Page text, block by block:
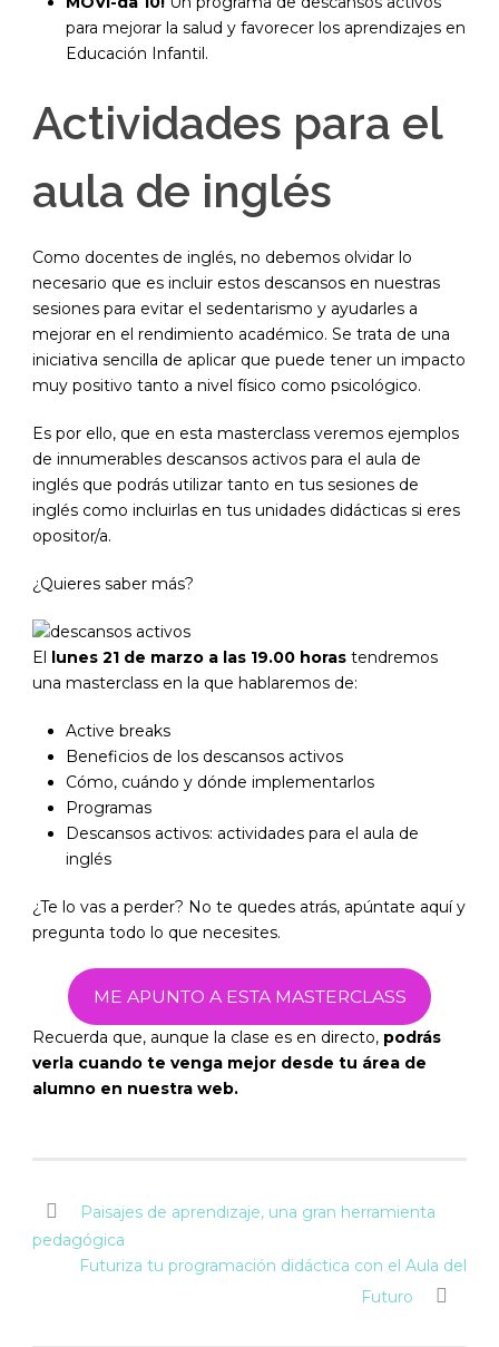
para mejorar la salud y favorecer los aprendizajes en
Educación Infantil.
Actividades para el
aula de inglés
Como docentes de inglés, no debemos olvidar lo
necesario que es incluir estos descansos en nuestras
sesiones para evitar el sedentarismo y ayudarles a
mejorar en el rendimiento académico. Se trata de una
iniciativa sencilla de aplicar que puede tener un impacto
muy positivo tanto a nivel físico como psicológico.
Es por ello, que en esta masterclass veremos ejemplos
de innumerables descansos activos para el aula de
inglés que podrás utilizar tanto en tus sesiones de
inglés como incluirlas en tus unidades didácticas si eres
opositor/a.
¿Quieres saber más?
El lunes 21 de marzo a las 19.00 horas tendremos
una masterclass en la que hablaremos de:
Active breaks
Beneficios de los descansos activos
Cómo, cuándo y dónde implementarlos
Programas
Descansos activos: actividades para el aula de
inglés
¿Te lo vas a perder? No te quedes atrás, apúntate aquí y
pregunta todo lo que necesites.
ME APUNTO A ESTA MASTERCLASS
Recuerda que, aunque la clase es en directo, podrás
verla cuando te venga mejor desde tu área de
alumno en nuestra web.
Paisajes de aprendizaje, una gran herramienta
pedagógica
Futuriza tu programación didáctica con el Aula del
Futuro